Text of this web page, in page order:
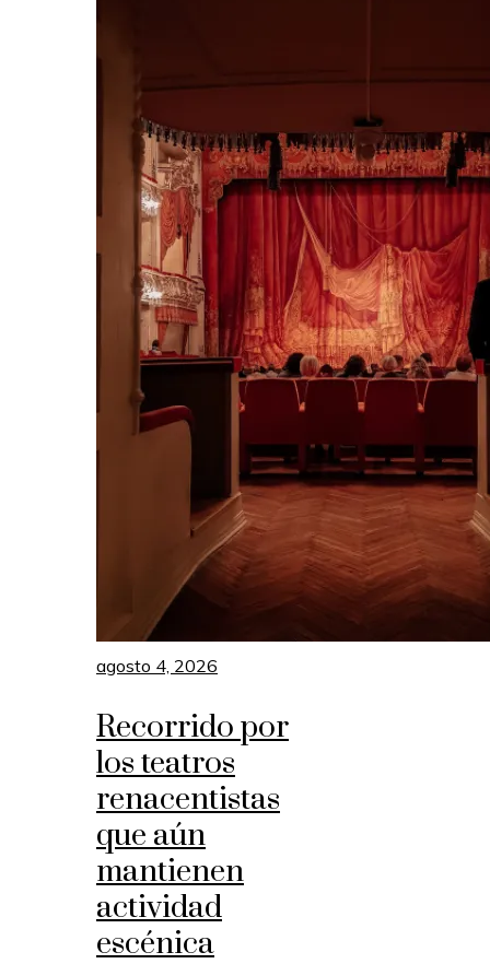
agosto 4, 2026
Recorrido por
los teatros
renacentistas
que aún
mantienen
actividad
escénica